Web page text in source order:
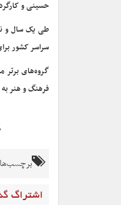
حسینی و
سراسر کشور
گروه‌های برتر
فرهنگ و هنر
اشتراگ